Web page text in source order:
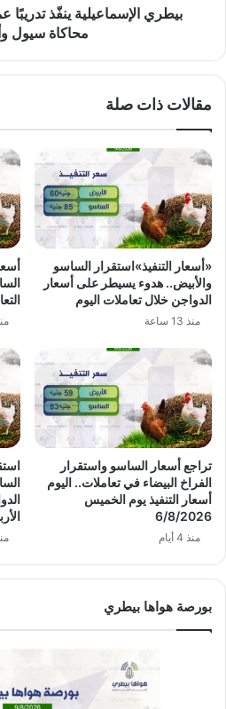
بيطري الإسماعيلية ينفّذ تدريبًا
محاكاة سيول
مقالات ذات صلة
«أسعار التنفيذ»استقرار الساسو
والأبيض.. هدوء يسيطر على أسعار
الدواجن خلال تعاملات اليوم
منذ 13 ساعة
تراجع أسعار الساسو واستقرار
الفراخ البيضاء في تعاملات.. اليوم
أسعار التنفيذ يوم الخميس
6/8/2026
منذ 4 أيام منذ 5
بورصة هواها بيطري